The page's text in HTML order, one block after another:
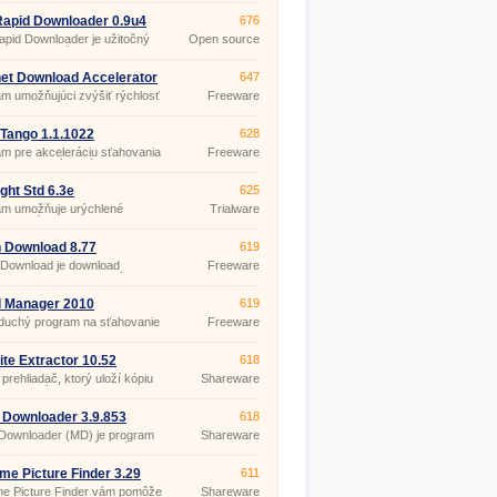
Downloader 0.9u4
Downloader je užitočný
na pohodlné sťahovanie
Rapidshare a iných
serverov.
676
Open source
Download Accelerator
umožňujúci zvýšiť rýchlosť
647
Freeware
1.1.1022
pre akceleráciu sťahovania
stiahnutých súborov.
628
Freeware
Std 6.3e
umožňuje urýchlené
súborov z FTP a
625
Trialware
Download 8.77
je download
so schopnosťou urýchliť
nadviazať na
prenos, realizovať
viac pripojení, naplánovať
619
Freeware
účely)
Manager 2010
program na sťahovanie
z RapidShare.
619
Freeware
Extractor 10.52
prehliadač, ktorý uloží kópiu
webových stránok na disk
adresárov.
618
Shareware
Downloader 3.9.853
(MD) je program
jednotlivých súborov
FTP serverov maximálnou
rýchlosťou.
618
Shareware
Picture Finder 3.29
Picture Finder vám pomôže
611
Shareware